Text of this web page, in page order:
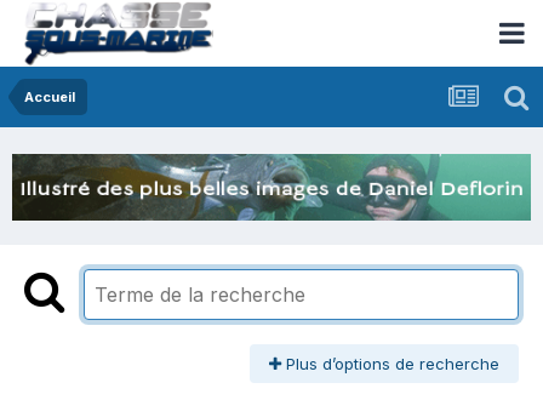
Accueil
Plus d’options de recherche